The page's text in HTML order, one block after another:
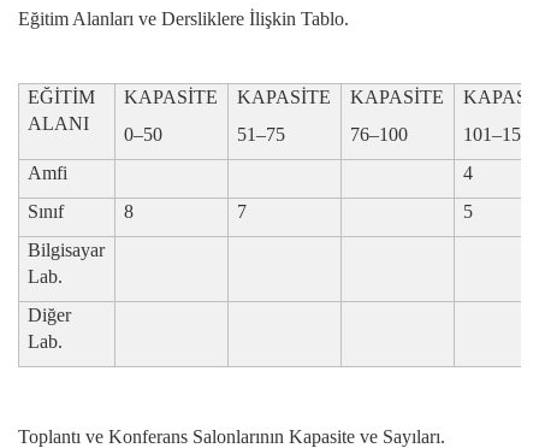
Eğitim Alanları ve Dersliklere İlişkin Tablo.
EĞİTİM
ALANI
KAPASİTE
0–50
KAPASİTE
51–75
KAPASİTE
76–100
101–150
Amfi
4
Sınıf
8 7
5
Bilgisayar
Lab.
Diğer
Lab.
Toplantı ve Konferans Salonlarının Kapasite ve Sayıları.